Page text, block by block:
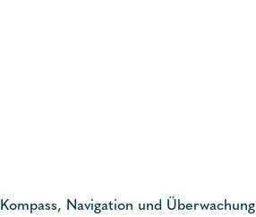
Kompass, Navigation und Überwachung